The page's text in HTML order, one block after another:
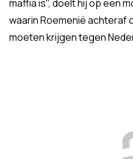
maffia is", doelt hij op een
waarin Roemenië achteraf
moeten krijgen tegen